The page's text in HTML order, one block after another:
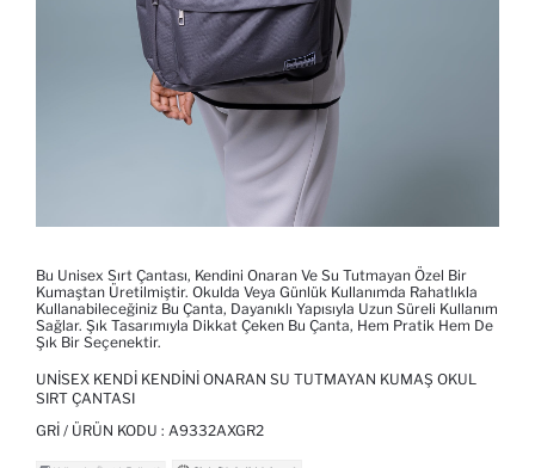
Bu Unisex Sırt Çantası, Kendini Onaran Ve Su Tutmayan Özel Bir
Kumaştan Üretilmiştir. Okulda Veya Günlük Kullanımda Rahatlıkla
Kullanabileceğiniz Bu Çanta, Dayanıklı Yapısıyla Uzun Süreli Kullanım
Sağlar. Şık Tasarımıyla Dikkat Çeken Bu Çanta, Hem Pratik Hem De
Şık Bir Seçenektir.
UNISEX KENDI KENDINI ONARAN SU TUTMAYAN KUMAŞ OKUL
SIRT ÇANTASI
GRI / ÜRÜN KODU : A9332AXGR2